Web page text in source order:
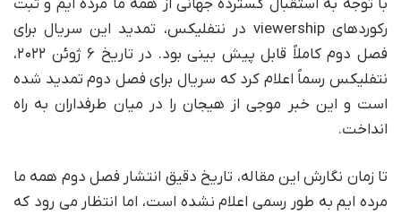
با توجه به استقبال گسترده جهانی از همه ما مرده ایم و ثبت
رکوردهای viewership در نتفلیکس، تمدید این سریال برای
فصل دوم کاملاً قابل پیش بینی بود. در تاریخ ۶ ژوئن ۲۰۲۲،
نتفلیکس رسماً اعلام کرد که سریال برای فصل دوم تمدید شده
است و این خبر موجی از هیجان را در میان طرفداران به راه
انداخت.
تا زمان نگارش این مقاله، تاریخ دقیق انتشار فصل دوم همه ما
مرده ایم به طور رسمی اعلام نشده است، اما انتظار می رود که